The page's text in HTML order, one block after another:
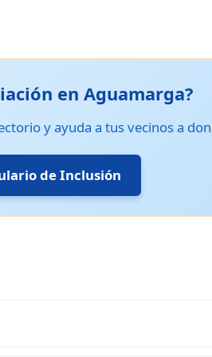
en Aguamarga?
y ayuda a tus vecinos a
de Inclusión